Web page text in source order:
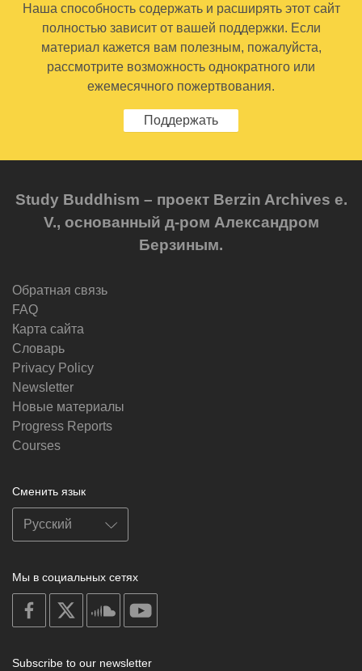
Наша способность содержать и расширять этот сайт
полностью зависит от вашей поддержки. Если
материал кажется вам полезным, пожалуйста,
рассмотрите возможность однократного или
ежемесячного пожертвования.
Поддержать
Study Buddhism – проект Berzin Archives e.
V., основанный д-ром Александром
Берзиным.
Обратная связь
FAQ
Карта сайта
Словарь
Privacy Policy
Newsletter
Новые материалы
Progress Reports
Courses
Сменить язык
Мы в социальных сетях
on
facebook
soundcloud
Subscribe to our newsletter